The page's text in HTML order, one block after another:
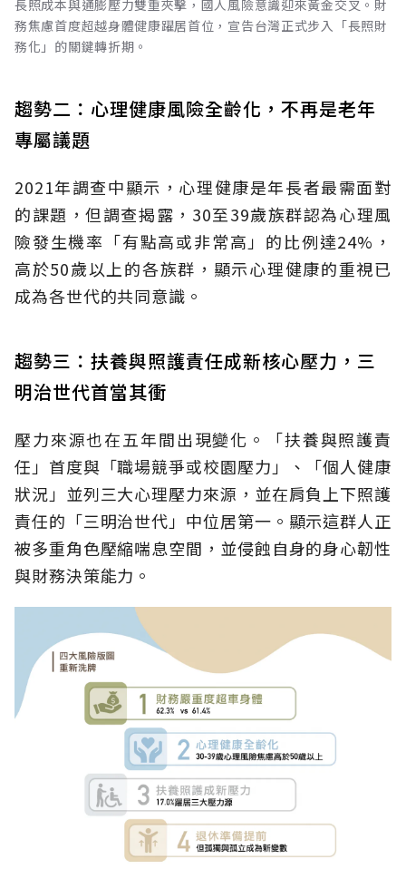
長照成本與通膨壓力雙重夾擊，國人風險意識迎來黃金交叉。財
務焦慮首度超越身體健康躍居首位，宣告台灣正式步入「長照財
務化」的關鍵轉折期。
趨勢二：心理健康風險全齡化，不再是老年
專屬議題
2021年調查中顯示，心理健康是年長者最需面對
的課題，但調查揭露，30至39歲族群認為心理風
險發生機率「有點高或非常高」的比例達24%，
高於50歲以上的各族群，顯示心理健康的重視已
成為各世代的共同意識。
趨勢三：扶養與照護責任成新核心壓力，三
明治世代首當其衝
壓力來源也在五年間出現變化。「扶養與照護責
任」首度與「職場競爭或校園壓力」、「個人健康
狀況」並列三大心理壓力來源，並在肩負上下照護
責任的「三明治世代」中位居第一。顯示這群人正
被多重角色壓縮喘息空間，並侵蝕自身的身心韌性
與財務決策能力。